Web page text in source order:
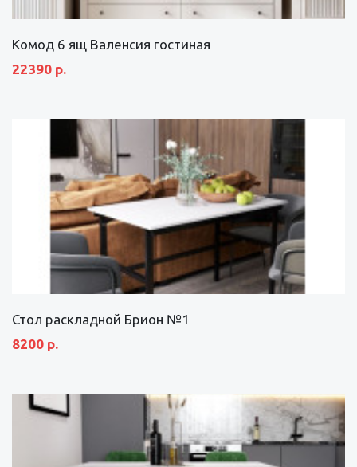
Комод 6 ящ Валенсия гостиная
22390 р.
Стол раскладной Брион №1
8200 р.